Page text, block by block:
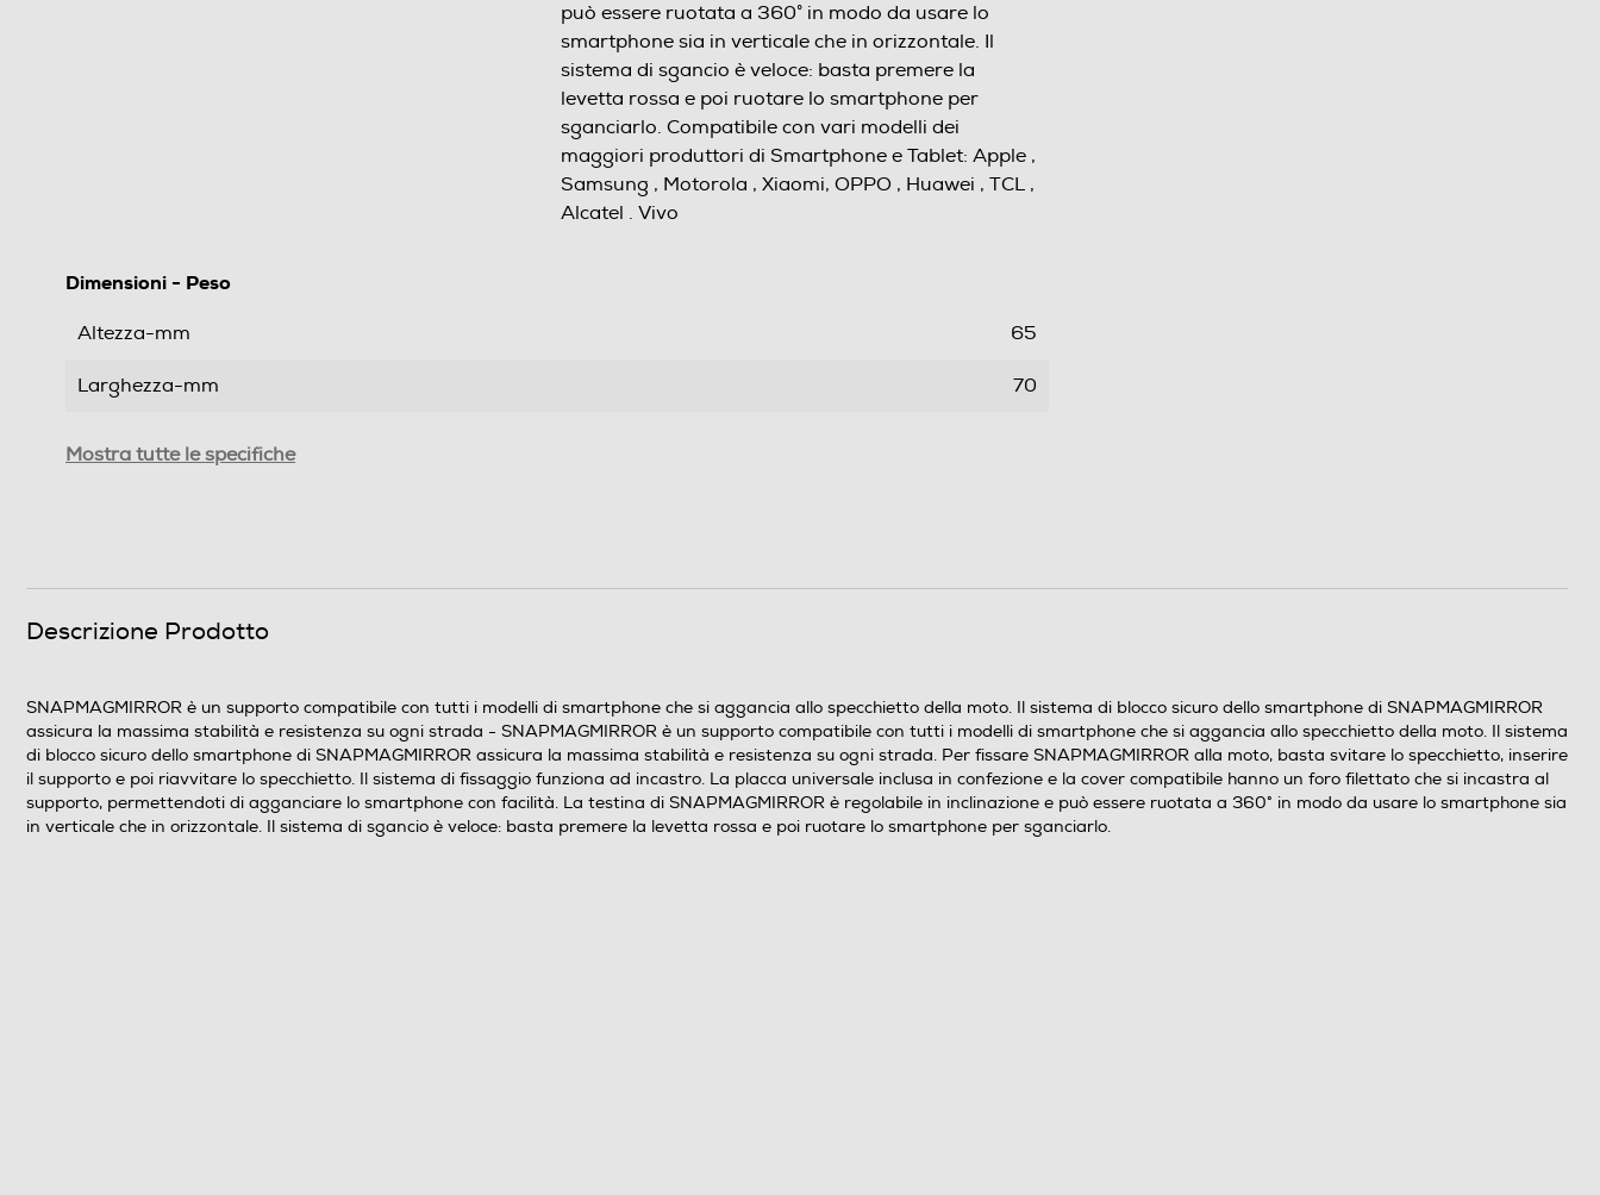
può essere ruotata a 360° in modo da usare lo
smartphone sia in verticale che in orizzontale. Il
sistema di sgancio è veloce: basta premere la
levetta rossa e poi ruotare lo smartphone per
sganciarlo. Compatibile con vari modelli dei
maggiori produttori di Smartphone e Tablet: Apple ,
Samsung , Motorola , Xiaomi, OPPO , Huawei , TCL ,
Alcatel . Vivo
Dimensioni - Peso
Altezza-mm 65
Larghezza-mm 70
Mostra tutte le specifiche
Descrizione Prodotto
SNAPMAGMIRROR è un supporto compatibile con tutti i modelli di smartphone che si aggancia allo specchietto della moto. Il sistema di blocco sicuro dello smartphone di SNAPMAGMIRROR
assicura la massima stabilità e resistenza su ogni strada - SNAPMAGMIRROR è un supporto compatibile con tutti i modelli di smartphone che si aggancia allo specchietto della moto. Il sistema
di blocco sicuro dello smartphone di SNAPMAGMIRROR assicura la massima stabilità e resistenza su ogni strada. Per fissare SNAPMAGMIRROR alla moto, basta svitare lo specchietto, inserire
il supporto e poi riavvitare lo specchietto. Il sistema di fissaggio funziona ad incastro. La placca universale inclusa in confezione e la cover compatibile hanno un foro filettato che si incastra al
supporto, permettendoti di agganciare lo smartphone con facilità. La testina di SNAPMAGMIRROR è regolabile in inclinazione e può essere ruotata a 360° in modo da usare lo smartphone sia
in verticale che in orizzontale. Il sistema di sgancio è veloce: basta premere la levetta rossa e poi ruotare lo smartphone per sganciarlo.